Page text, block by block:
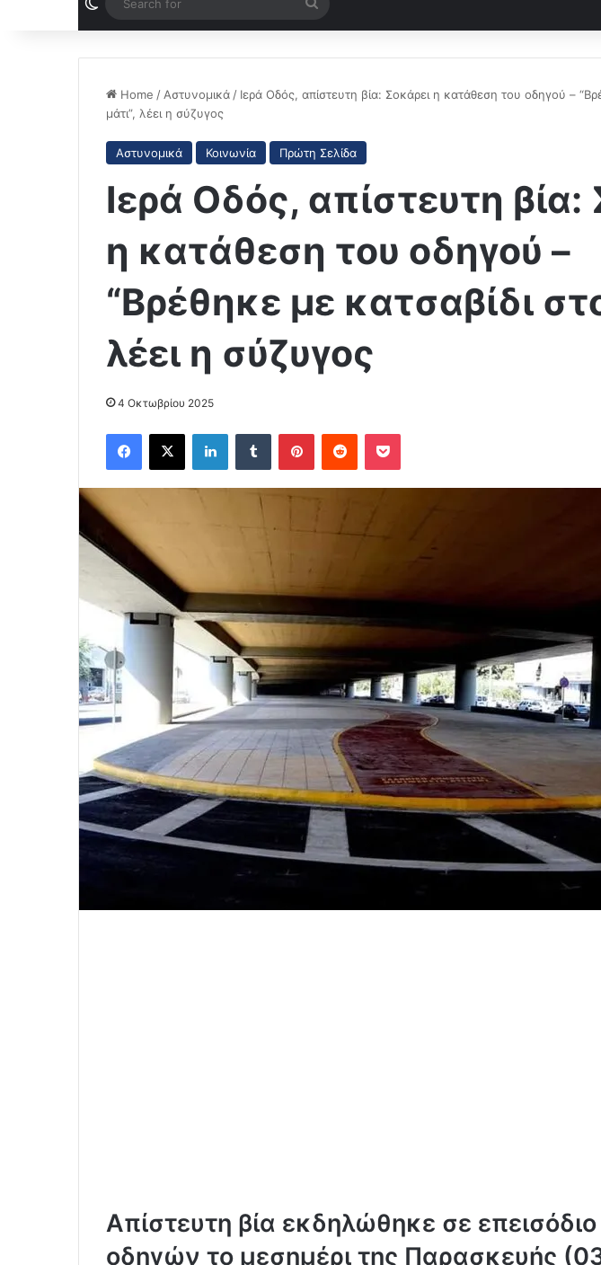
for
Home / Αστυνομικά / Ιερά Οδός, απίστευτη βία: Σοκάρει η κατάθεση του οδηγού –
μάτι”, λέει η σύζυγος
Αστυνομικά Κοινωνία Πρώτη Σελίδα
Ιερά Οδός, απίστευτη βία:
η κατάθεση του οδηγού –
“Βρέθηκε με κατσαβίδι
λέει η σύζυγος
4 Οκτωβρίου 2025
Facebook
X LinkedInTumblr PinterestReddit Pocket
Απίστευτη βία εκδηλώθηκε σε
οδηγών το μεσημέρι της Παρασκευής